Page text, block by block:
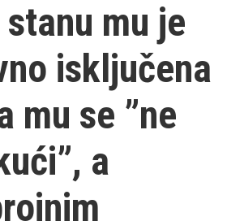
mu je
isključena
mu se ”ne
a